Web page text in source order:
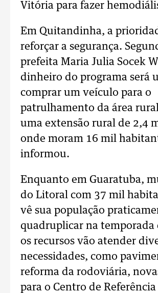
Vitória para fazer
Em Quitandinha, a
reforçar a segurança.
prefeita Maria Julia Socek
dinheiro do programa será
comprar um veículo para o
patrulhamento da área
uma extensão rural de 2,4
onde moram 16 mil
informou.
Enquanto em Guaratuba,
do Litoral com 37 mil
vê sua população
quadruplicar na temporada
os recursos vão atender
necessidades, como
reforma da rodoviária,
para o Centro de Referência